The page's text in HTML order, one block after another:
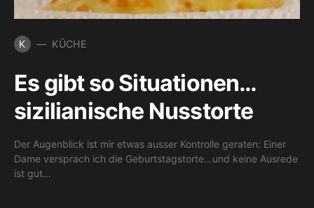
K KÜCHE
Es gibt so Situationen…
sizilianische Nusstorte
Der Augenblick ist mir etwas ausser Kontrolle geraten: Einer
Dame versprach ich die Geburtstagstorte…und keine Ausrede
ist gut…